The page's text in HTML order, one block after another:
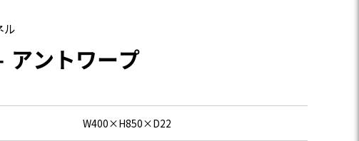
ロートアイアン
スライディングゲートL・オートスライ
ディングゲートL
ル
アントワープ
W400×H850×D22